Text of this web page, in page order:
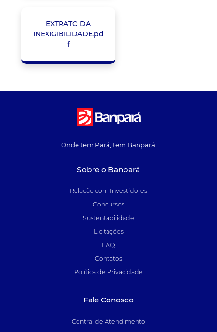
EXTRATO DA
INEXIGIBILIDADE.pd
f
Onde tem Pará, tem Banpará.
Sobre o Banpará
Relação com Investidores
Concursos
Sustentabilidade
Licitações
FAQ
Contatos
Política de Privacidade
Fale Conosco
Central de Atendimento